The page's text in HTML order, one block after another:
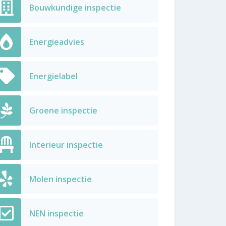
Bouwkundige inspectie
Energieadvies
Energielabel
Groene inspectie
Interieur inspectie
Molen inspectie
NEN inspectie